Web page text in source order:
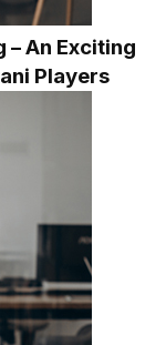
– An Exciting
Players